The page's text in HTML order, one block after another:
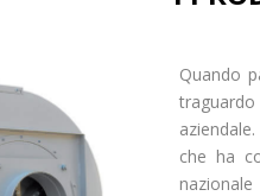
Quando
traguardo
che ha